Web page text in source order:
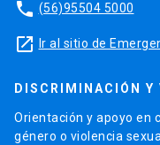
phone (56)95504 5000
launch Ir al sitio de
DISCRIMINACIÓN Y
Orientación y apoyo en
género o violencia